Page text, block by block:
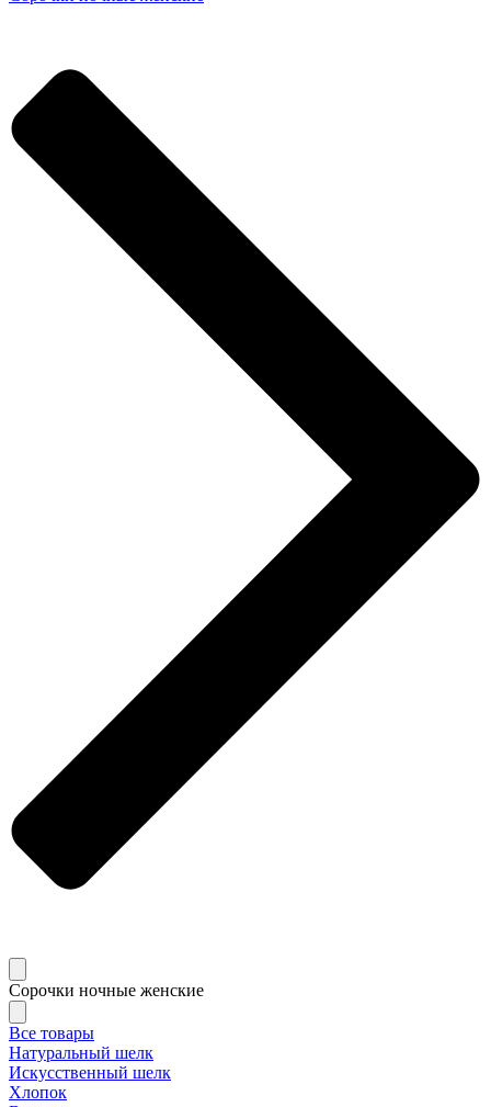
Сорочки ночные женские
Все товары
Натуральный шелк
Искусственный шелк
Хлопок